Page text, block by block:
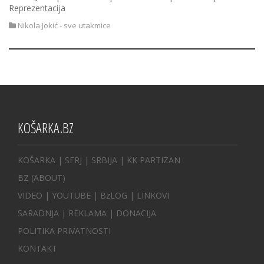
Reprezentacija
Nikola Jokić - sve utakmice
KOŠARKA.BZ
KOŠARKA | SFRJ | SRBIJA | KK PARTIZAN
BZ (ABOUT)
VIDEO | YOUTUBE | BzLOG | LINKOVI
SARADNJA | REKLAMA | DONACIJA
POLITIKA PRIVATNOSTI
KONTAKT